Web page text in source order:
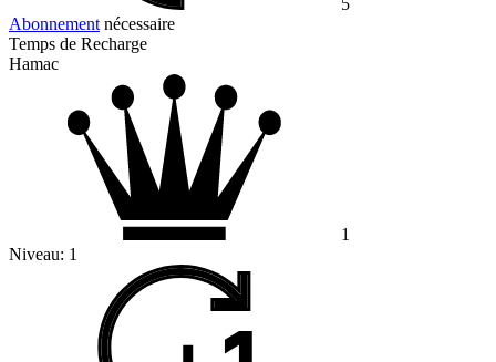
5
Abonnement nécessaire
Temps de Recharge
Hamac
1
Niveau: 1